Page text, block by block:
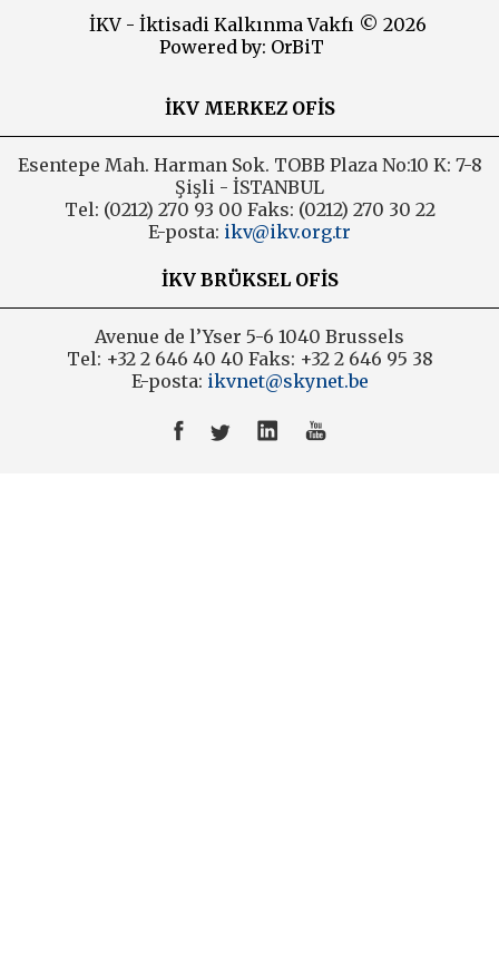
2014
2011
2010
2007
İKV - İktisadi Kalkınma Vakfı © 2026
Powered by: OrBiT
İKV MERKEZ OFİS
Esentepe Mah. Harman Sok. TOBB Plaza No:10 K: 7-8
Şişli - İSTANBUL
Tel: (0212) 270 93 00 Faks: (0212) 270 30 22
E-posta: ikv@ikv.org.tr
İKV BRÜKSEL OFİS
Avenue de l’Yser 5-6 1040 Brussels
Tel: +32 2 646 40 40 Faks: +32 2 646 95 38
E-posta: ikvnet@skynet.be